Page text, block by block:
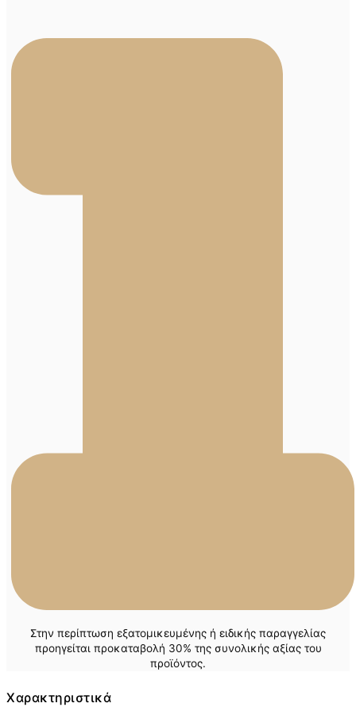
Στην περίπτωση εξατομικευμένης ή ειδικής παραγγελίας
προηγείται προκαταβολή 30% της συνολικής αξίας του
προϊόντος.
Χαρακτηριστικά